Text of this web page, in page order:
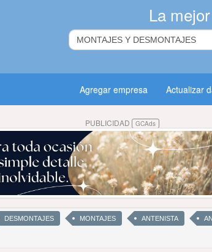
La
Agregar empresa Actualizar
PUBLICIDAD GCAds
DESMONTAJES MONTAJES ANTENISTA